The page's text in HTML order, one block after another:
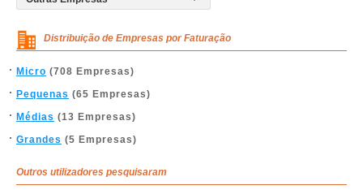
Distribuição de Empresas por Faturação
Micro (708 Empresas)
Pequenas (65 Empresas)
Médias (13 Empresas)
Grandes (5 Empresas)
Outros utilizadores pesquisaram